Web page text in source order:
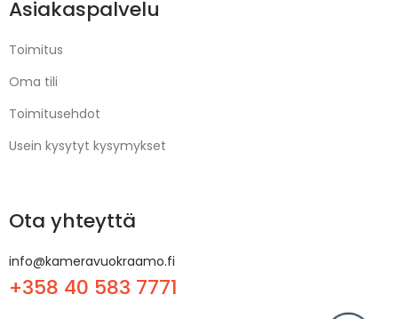
Asiakaspalvelu
Toimitus
Oma tili
Toimitusehdot
Usein kysytyt kysymykset
Ota yhteyttä
info@kameravuokraamo.fi
+358 40 583 7771